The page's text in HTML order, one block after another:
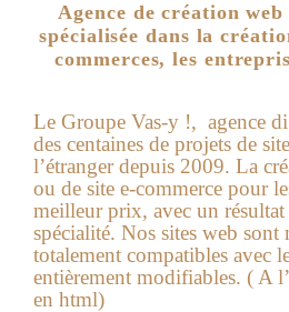
Agence de création
spécialisée dans la
commerces, les
Le Groupe Vas-y !, agence
des centaines de projets de
l’étranger depuis 2009. La
ou de site e-commerce pour
meilleur prix, avec un
spécialité. Nos sites web sont
totalement compatibles avec
entièrement modifiables. ( A
en html)